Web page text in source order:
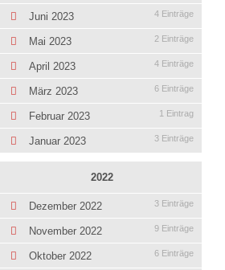
Juni 2023 4 Einträge
Mai 2023 2 Einträge
April 2023 4 Einträge
März 2023 6 Einträge
Februar 2023 1 Eintrag
Januar 2023 3 Einträge
2022
Dezember 2022 3 Einträge
November 2022 9 Einträge
Oktober 2022 6 Einträge